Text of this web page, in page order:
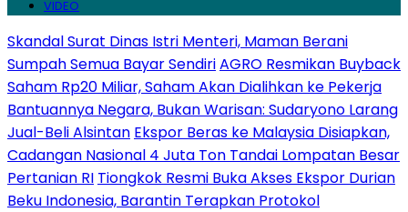
VIDEO
Skandal Surat Dinas Istri Menteri, Maman Berani
Sumpah Semua Bayar SendiriAGRO Resmikan Buyback
Saham Rp20 Miliar, Saham Akan Dialihkan ke Pekerja
Bantuannya Negara, Bukan Warisan: Sudaryono Larang
Jual-Beli Alsintan Ekspor Beras ke Malaysia Disiapkan,
Cadangan Nasional 4 Juta Ton Tandai Lompatan Besar
Pertanian RI Tiongkok Resmi Buka Akses Ekspor Durian
Beku Indonesia, Barantin Terapkan Protokol